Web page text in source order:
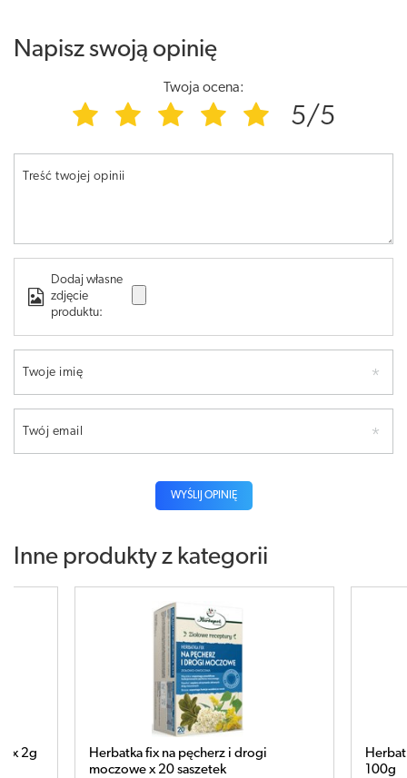
Napisz swoją opinię
Twoja ocena:
5/5
Treść twojej opinii
Dodaj własne
zdjęcie
produktu:
Twoje imię
Twój email
WYŚLIJ OPINIĘ
Inne produkty z kategorii
na pęcherz i drogi
Herbatka cynamonowa
100g